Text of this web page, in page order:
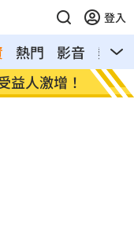
登入
熱門 影音
熱搜
人激增！
白海
曝